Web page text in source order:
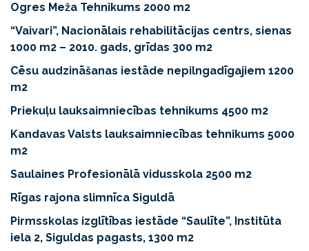
Ogres Meža Tehnikums 2000 m2
“Vaivari”, Nacionālais rehabilitācijas centrs, sienas
1000 m2 – 2010. gads, grīdas 300 m2
Cēsu audzināšanas iestāde nepilngadīgajiem 1200
m2
Priekuļu lauksaimniecības tehnikums 4500 m2
Kandavas Valsts lauksaimniecības tehnikums 5000
m2
Saulaines Profesionālā vidusskola 2500 m2
Rīgas rajona slimnīca Siguldā
Pirmsskolas izglītības iestāde “Saulīte”, Institūta
iela 2, Siguldas pagasts, 1300 m2